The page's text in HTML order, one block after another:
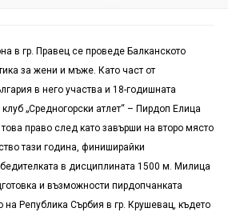
в гр. Правец се проведе Балканското
за жени и мъже. Като част от
в него участва и 18-годишната
„Средногорски атлет“ – Пирдоп Елица
право след като завърши на второ място
тази година, финиширайки
в дисциплината 1500 м. Милица
и възможности пирдопчанката
на Република Сърбия в гр. Крушевац, където